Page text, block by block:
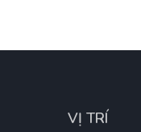
VỊ TRÍ